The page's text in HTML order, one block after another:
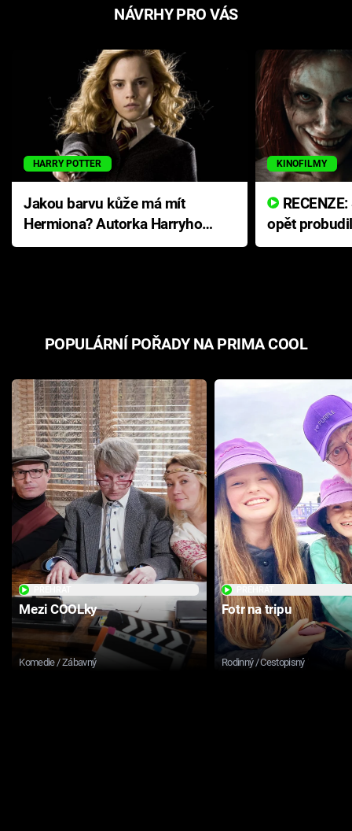
NÁVRHY PRO VÁS
HARRY POTTER
Jakou barvu kůže má mít
Hermiona? Autorka Harryho
Pottera přišla s ráznou
KINOFILMY
opět
přichází s
POPULÁRNÍ POŘADY NA PRIMA COOL
Mezi COOLky
Komedie / Zábavný
Fotr na tripu
Rodinný / Cestopisný